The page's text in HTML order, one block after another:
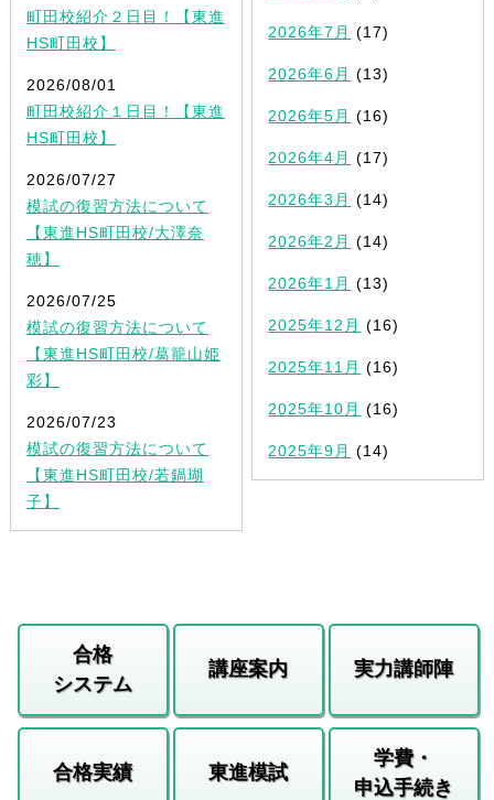
町田校紹介２日目！【東進
HS町田校】
2026/08/01
町田校紹介１日目！【東進
HS町田校】
2026/07/27
模試の復習方法について
【東進HS町田校/大澤奈
穂】
2026/07/25
模試の復習方法について
【東進HS町田校/葛籠山姫
彩】
2026/07/23
模試の復習方法について
【東進HS町田校/若鍋瑚
子】
2026年7月 (17)
2026年6月 (13)
2026年5月 (16)
2026年4月 (17)
2026年3月 (14)
2026年2月 (14)
2026年1月 (13)
2025年12月 (16)
2025年11月 (16)
2025年10月 (16)
2025年9月 (14)
合格
システム
講座案内 実力講師陣
合格実績 東進模試
学費・
申込手続き